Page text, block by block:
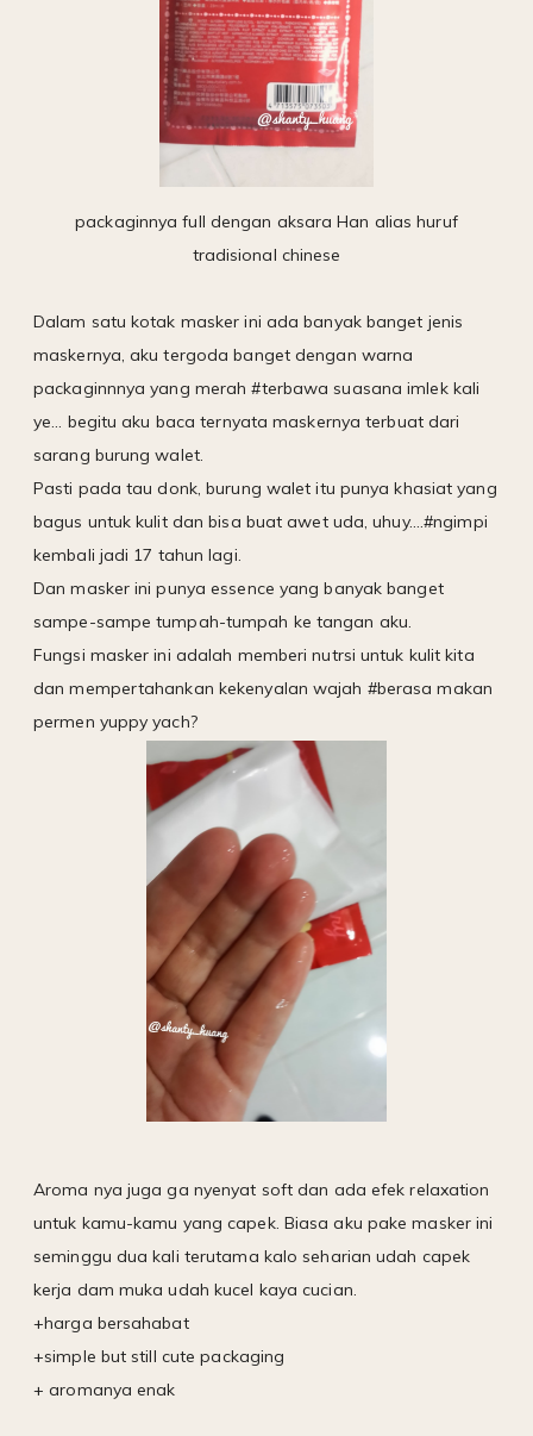
packaginnya full dengan aksara Han alias huruf
tradisional chinese
Dalam satu kotak masker ini ada banyak banget jenis
maskernya, aku tergoda banget dengan warna
packaginnnya yang merah #terbawa suasana imlek kali
ye... begitu aku baca ternyata maskernya terbuat dari
sarang burung walet.
Pasti pada tau donk, burung walet itu punya khasiat yang
bagus untuk kulit dan bisa buat awet uda, uhuy....#ngimpi
kembali jadi 17 tahun lagi.
Dan masker ini punya essence yang banyak banget
sampe-sampe tumpah-tumpah ke tangan aku.
Fungsi masker ini adalah memberi nutrsi untuk kulit kita
dan mempertahankan kekenyalan wajah #berasa makan
permen yuppy yach?
Aroma nya juga ga nyenyat soft dan ada efek relaxation
untuk kamu-kamu yang capek. Biasa aku pake masker ini
seminggu dua kali terutama kalo seharian udah capek
kerja dam muka udah kucel kaya cucian.
+harga bersahabat
+simple but still cute packaging
+ aromanya enak